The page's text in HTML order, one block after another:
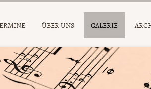
ÜBER UNS GALERIE